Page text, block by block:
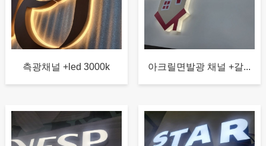
측광채널 +led 3000k 아크릴면발광 채널 +갈...